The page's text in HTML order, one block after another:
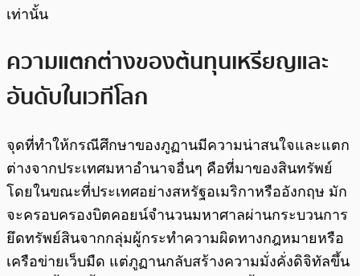
เท่านั้น
ความแตกต่างของต้นทุนเหรียญและ
อันดับในเวทีโลก
จุดที่ทำให้กรณีศึกษาของภูฏานมีความน่าสนใจและแตก
ต่างจากประเทศมหาอำนาจอื่นๆ คือที่มาของสินทรัพย์
โดยในขณะที่ประเทศอย่างสหรัฐอเมริกาหรืออังกฤษ มัก
จะครอบครองบิตคอยน์จำนวนมหาศาลผ่านกระบวนการ
ยึดทรัพย์สินจากกลุ่มผู้กระทำความผิดทางกฎหมายหรือ
เครือข่ายเว็บมืด แต่ภูฏานกลับสร้างความมั่งคั่งดิจิทัลขึ้น